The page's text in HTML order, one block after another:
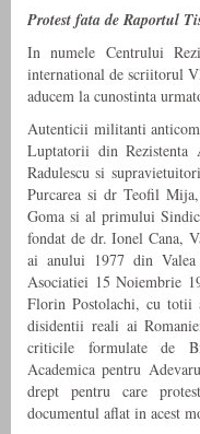
Protest fata de Raportul
In numele Centrului
international de scriitorul
aducem la cunostinta
Autenticii militanti
Luptatorii din Rezistenta
Radulescu si
Purcarea si dr Teofil
Goma si al primului
fondat de dr. Ionel Cana,
ai anului 1977 din Valea
Asociatiei 15 Noiembrie
Florin Postolachi, cu totii
disidentii reali ai
criticile formulate de
Academica pentru
drept pentru care
documentul aflat in acest